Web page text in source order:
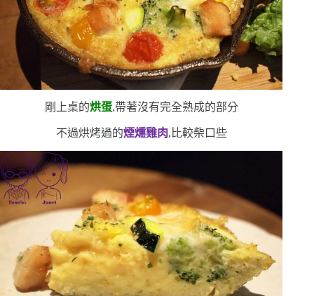
剛上桌的烘蛋,帶著沒有完全熟成的部分
不過烘烤過的煙燻雞肉,比較柴口些